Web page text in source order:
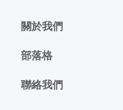
關於我們
部落格
聯絡我們